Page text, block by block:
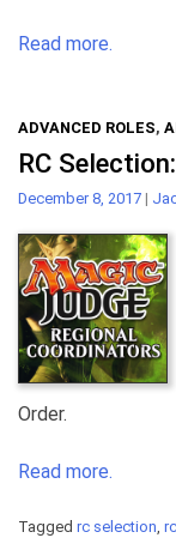
Read more.
ADVANCED ROLES,
RC
December 8, 2017 |
Order.
Read more.
Tagged rc selection, rcl